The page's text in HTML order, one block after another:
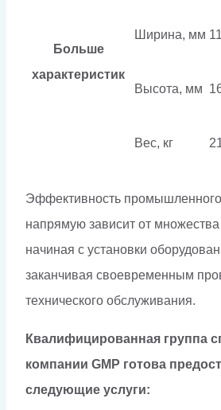
Больше
характеристик
Ширина, мм
Высота, мм
Вес, кг
Эффективность
напрямую зависит от
начиная с установки
заканчивая своевременным
технического обслуживания.
Квалифицированная группа
компании GMP готова
следующие услуги: